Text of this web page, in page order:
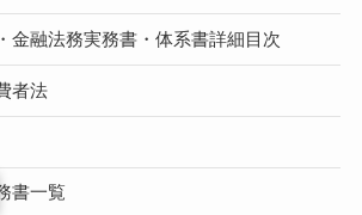
金融法務実務書・体系書詳細目次
者法
書一覧